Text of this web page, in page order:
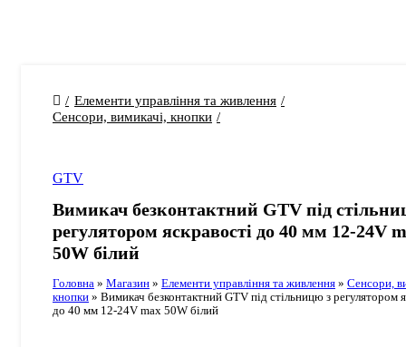
Елементи управління та живлення
Сенсори, вимикачі, кнопки
GTV
Вимикач безконтактний GTV під
регулятором яскравості до 40 мм 12-24V
50W білий
Головна » Магазин » Елементи управління та живлення » Сенсори,
кнопки » Вимикач безконтактний GTV під стільницю з регулятором
до 40 мм 12-24V max 50W білий